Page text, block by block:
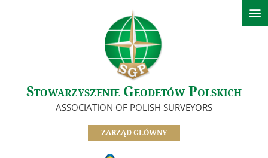
Stowarzyszenie Geodetów Polskich
ASSOCIATION OF POLISH SURVEYORS
ZARZĄD GŁÓWNY

Aktualności
Informacje Zarządu Głównego
Informacje z oddziałów SGP
Ważne informacje
O nas
Zarząd